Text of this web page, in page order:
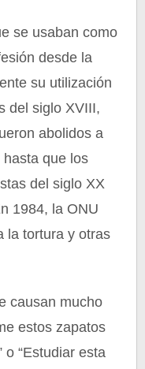
se usaban como
desde la
su utilización
del siglo XVIII,
abolidos a
que los
del siglo XX
1984, la ONU
la tortura y otras
causan mucho
estos zapatos
o “Estudiar esta